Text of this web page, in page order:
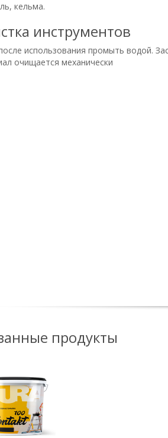
кельма.
инструментов
использования промыть водой.
очищается механически
продукты